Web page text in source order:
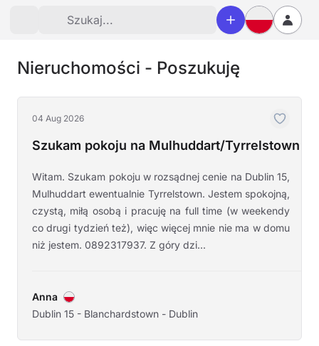
Nieruchomości - Poszukuję
04 Aug 2026
Szukam pokoju na Mulhuddart/Tyrrelstown
Witam. Szukam pokoju w rozsądnej cenie na Dublin 15,
Mulhuddart ewentualnie Tyrrelstown. Jestem spokojną,
czystą, miłą osobą i pracuję na full time (w weekendy
co drugi tydzień też), więc więcej mnie nie ma w domu
niż jestem. 0892317937. Z góry dzi...
Anna
Dublin 15 - Blanchardstown - Dublin